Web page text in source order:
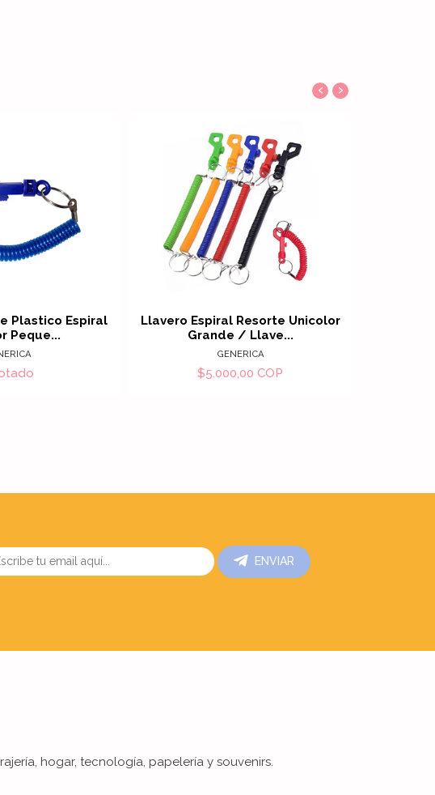
Plastico Espiral
Peque...
Llavero Espiral Resorte Unicolor
Grande / Llave...
GENERICA
$5.000,00 COP
Ver detalles
‹ ›
ENVIAR
hogar, tecnología, papelería y souvenirs.